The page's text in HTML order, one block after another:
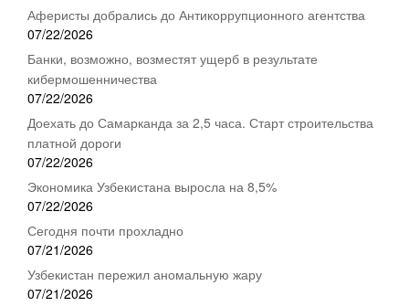
Аферисты добрались до Антикоррупционного агентства
07/22/2026
Банки, возможно, возместят ущерб в результате
кибермошенничества
07/22/2026
Доехать до Самарканда за 2,5 часа. Старт строительства
платной дороги
07/22/2026
Экономика Узбекистана выросла на 8,5%
07/22/2026
Сегодня почти прохладно
07/21/2026
Узбекистан пережил аномальную жару
07/21/2026